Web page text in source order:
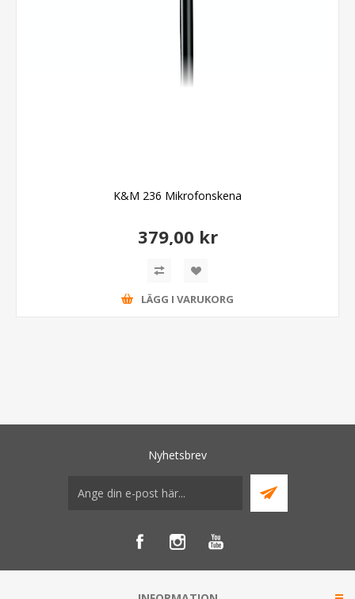
K&M 236 Mikrofonskena
379,00 kr
LÄGG I VARUKORG
Nyhetsbrev